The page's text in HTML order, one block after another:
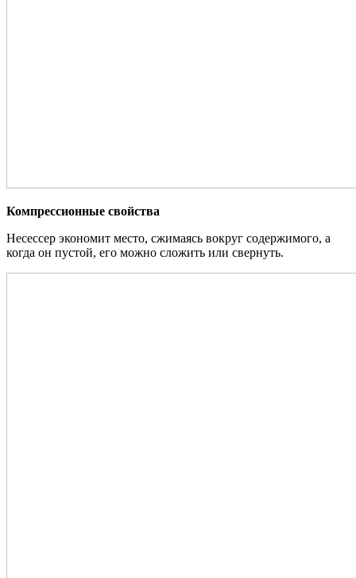
Компрессионные свойства
Несессер экономит место, сжимаясь вокруг содержимого, а
когда он пустой, его можно сложить или свернуть.